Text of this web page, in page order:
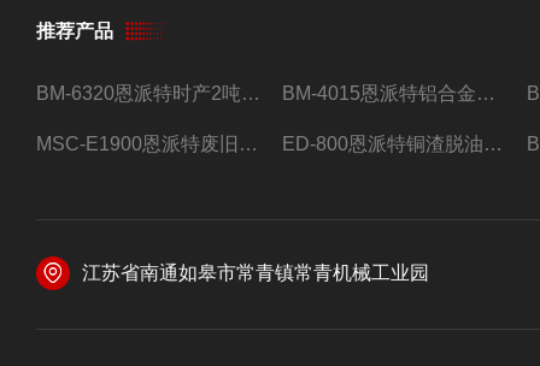
推荐产品
BM-6320恩派特时产2吨合金钢屑压饼机 BM-4015恩派特铝合金屑压饼机 脱油效果好
MSC-E1900恩派特废旧锂电池极片破碎处理设备 ED-800恩派特铜渣脱油机废铜屑铝屑甩油机
江苏省南通如皋市常青镇常青机械工业园